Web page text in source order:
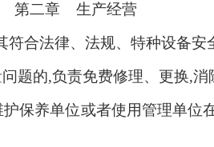
第二章 生产经营
合法律、法规、特种设备安
题的,负责免费修理、更换,消
保养单位或者使用管理单位